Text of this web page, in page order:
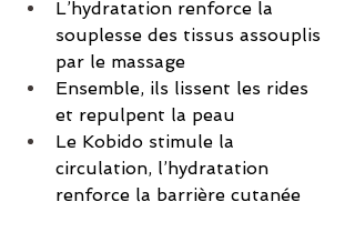
L’hydratation renforce la
souplesse des tissus assouplis
par le massage
Ensemble, ils lissent les rides
et repulpent la peau
Le Kobido stimule la
circulation, l’hydratation
renforce la barrière cutanée